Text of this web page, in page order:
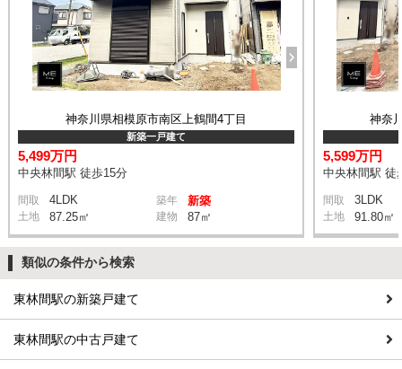
神奈川県相模原市南区上鶴間4丁目
新築一戸建て
5,499万円
中央林間駅 徒歩15分
間取 4LDK 築年 新築
土地 87.25㎡ 建物 87㎡
神奈
5,599万円
中央林間駅 徒
間取 3LDK
土地 91.80㎡
類似の条件から検索
東林間駅の新築戸建て
東林間駅の中古戸建て